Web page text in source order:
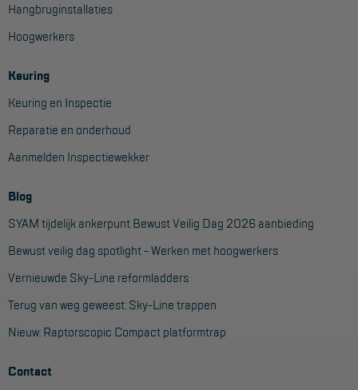
Hangbruginstallaties
Hoogwerkers
Keuring
Keuring en Inspectie
Reparatie en onderhoud
Aanmelden Inspectiewekker
Blog
SYAM tijdelijk ankerpunt Bewust Veilig Dag 2026 aanbieding
Bewust veilig dag spotlight - Werken met hoogwerkers
Vernieuwde Sky-Line reformladders
Terug van weg geweest: Sky-Line trappen
Nieuw: Raptorscopic Compact platformtrap
Contact